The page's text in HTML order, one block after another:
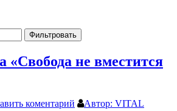
Фильтровать
«Свобода не вместится
коментарий
Автор: VITAL